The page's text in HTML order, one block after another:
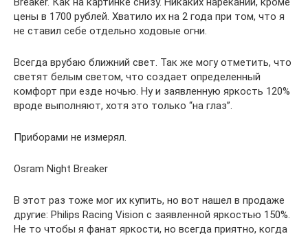
цены в 1700 рублей. Хватило их на 2 года при том, что я
не ставил себе отдельно ходовые огни.
Всегда врубаю ближний свет. Так же могу отметить, что
светят белым светом, что создает определенный
комфорт при езде ночью. Ну и заявленную яркость 120%
вроде выполняют, хотя это только “на глаз”.
Приборами не измерял.
Osram Night Breaker
В этот раз тоже мог их купить, но вот нашел в продаже
другие: Philips Racing Vision с заявленной яркостью 150%.
Не то чтобы я фанат яркости, но всегда приятно, когда